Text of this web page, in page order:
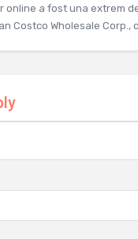
online a fost una extrem
Costco Wholesale Corp.,